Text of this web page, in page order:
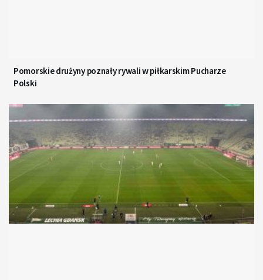
Pomorskie drużyny poznały rywali w piłkarskim Pucharze
Polski